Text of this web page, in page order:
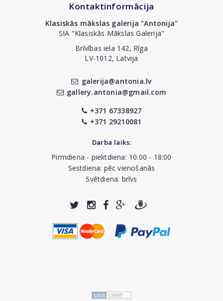
Kontaktinformācija
Klasiskās mākslas galerija "Antonija"
SIA "Klasiskās Mākslas Galerija"
Brīvības iela 142, Rīga
LV-1012, Latvija
galerija@antonia.lv
gallery.antonia@gmail.com
+371 67338927
+371 29210081
Darba laiks:
Pirmdiena - piektdiena: 10:00 - 18:00
Sestdiena: pēc vienošanās
Svētdiena: brīvs